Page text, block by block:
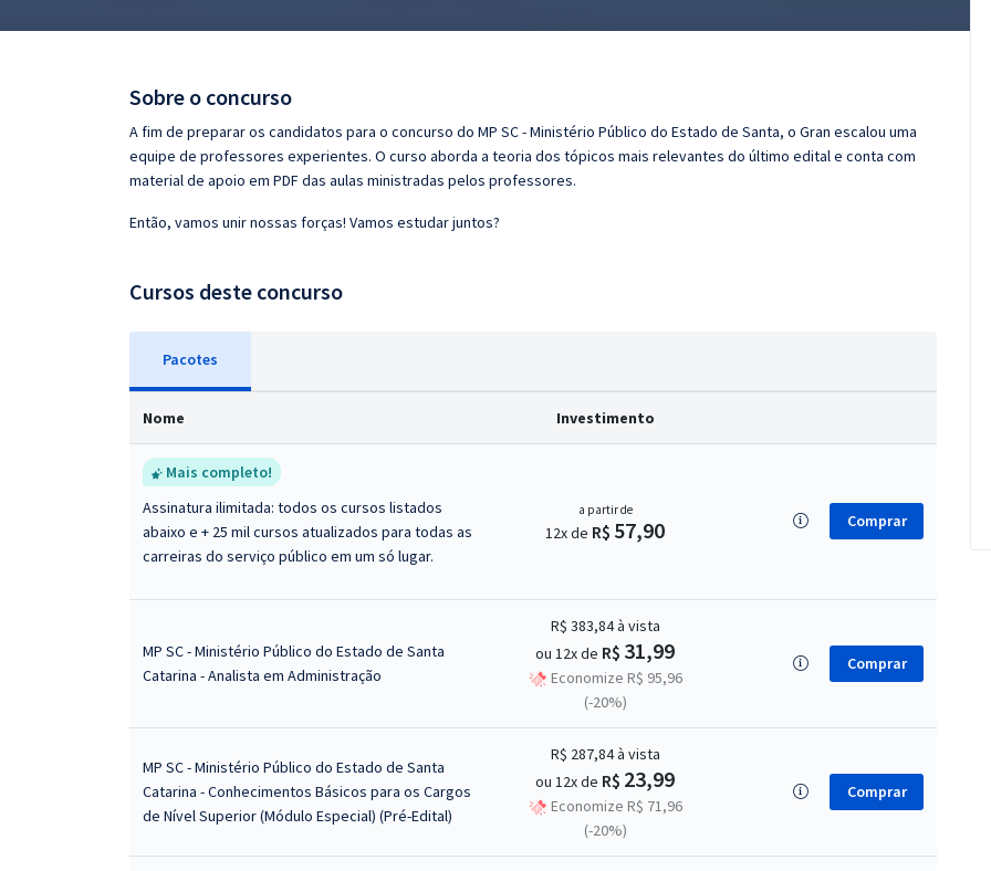
Questões grátis
Sobre o concurso
A fim de preparar os candidatos para o concurso do MP SC - Ministério Público do Estado de Santa, o Gran escalou uma
equipe de professores experientes. O curso aborda a teoria dos tópicos mais relevantes do último edital e conta com
material de apoio em PDF das aulas ministradas pelos professores.
Então, vamos unir nossas forças! Vamos estudar juntos?
Cursos deste concurso
Pacotes
Nome Investimento
Mais completo!
Assinatura ilimitada: todos os cursos listados
abaixo e + 25 mil cursos atualizados para todas as
carreiras do serviço público em um só lugar.
a partir de
12x de R$ 57,90 Comprar
MP SC - Ministério Público do Estado de Santa
Catarina - Analista em Administração
R$ 383,84à vista
ou 12x de R$ 31,99
Economize R$ 95,96
(-20%)
Comprar
MP SC - Ministério Público do Estado de Santa
Catarina - Conhecimentos Básicos para os Cargos
de Nível Superior (Módulo Especial) (Pré-Edital)
R$ 287,84à vista
ou 12x de R$ 23,99
Economize R$ 71,96
(-20%)
Comprar